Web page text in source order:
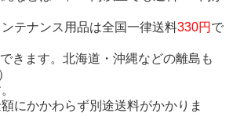
テナンス用品は全国一律送料330円 で
きます。北海道・沖縄などの離島も
にかかわらず別途送料がかかりま